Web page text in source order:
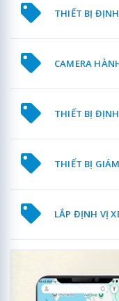
THIẾT BỊ
CAMERA
THIẾT BỊ
THIẾT BỊ
LẮP ĐỊNH VỊ